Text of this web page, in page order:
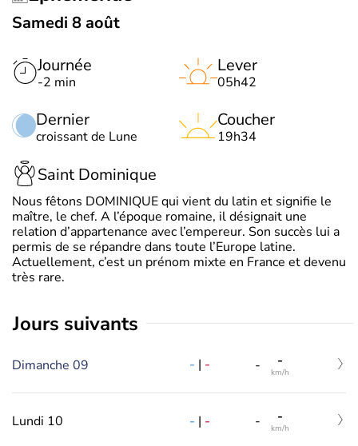
Samedi 8 août
Journée
-2 min
Dernier
croissant de Lune
Lever
05h42
Coucher
19h34
Saint Dominique
Nous fêtons DOMINIQUE qui vient du latin et signifie le
maître, le chef. A l’époque romaine, il désignait une
relation d’appartenance avec l’empereur. Son succès lui a
permis de se répandre dans toute l’Europe latine.
Actuellement, c’est un prénom mixte en France et devenu
très rare.
jours suivants
Dimanche 09 - | - - -
km/h
Lundi 10 - | - - -
km/h